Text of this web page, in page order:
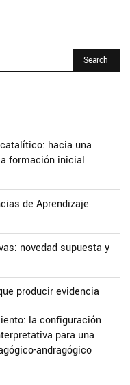
hacia una
formación inicial
de Aprendizaje
novedad supuesta y
producir evidencia
la configuración
para una
andragógico